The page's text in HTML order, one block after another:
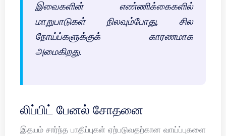
இவைகளின் எண்ணிக்கைகளில்
மாறுபாடுகள் நிலவும்போது, சில
நோய்ப்களுக்குக் காரணமாக
அமைகிறது.
லிப்பிட் பேனல் சோதனை
இதயம் சார்ந்த பாதிப்புகள் ஏற்படுவதற்கான வாய்ப்புகளை